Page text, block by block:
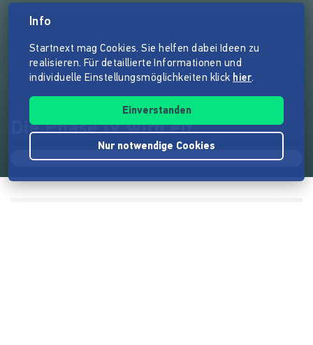
Die Phase IV wird elf
Info
Startnext mag Cookies. Sie helfen dabei Ideen zu
realisieren. Für detaillierte Informationen und
individuelle Einstellungsmöglichkeiten klick hier.
Einverstanden
Nur notwendige Cookies